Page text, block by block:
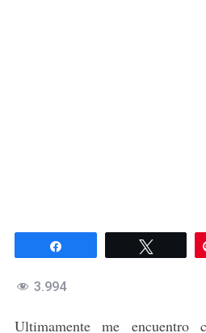
Twittear
3.994
Ultimamente me encuentro